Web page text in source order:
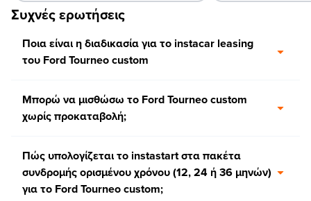
Συχνές ερωτήσεις
Ποια είναι η διαδικασία για το instacar leasing
του Ford Tourneo custom
Μπορώ να μισθώσω το Ford Tourneo custom
χωρίς προκαταβολή;
Πώς υπολογίζεται το instastart στα πακέτα
συνδρομής ορισμένου χρόνου (12, 24 ή 36 μηνών)
για το Ford Tourneo custom;